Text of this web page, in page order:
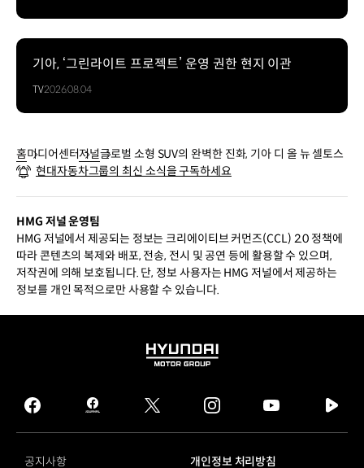
기아, ‘그린라이트 프로젝트’ 운영 권한 현지 이관
TV2026.08.04
홈미디어센터저널글로벌 소형 SUV의 완벽한 진화, 기아 디 올 뉴 셀토스
현대자동차그룹의 최신 소식을 구독하세요
HMG 저널 운영팀
HMG 저널에서 제공되는 정보는 크리에이티브 커먼즈(CCL) 2.0 정책에
따라 콘텐츠의 복제와 배포, 전송, 전시 및 공연 등에 활용할 수 있으며,
저작권에 의해 보호됩니다. 단, 정보 사용자는 HMG 저널에서 제공하는
정보를 개인 목적으로만 사용할 수 있습니다.
HYUNDAI
GROUP
facebook
hmg
journal
twitter instagram
tv
공지사항
개인정보 처리방침